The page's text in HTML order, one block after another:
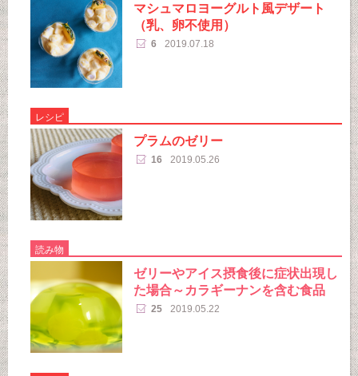
マシュマロヨーグルト風デザート
（乳、卵不使用）
6 2019.07.18
レシピ
プラムのゼリー
16 2019.05.26
読み物
ゼリーやアイス摂食後に症状出現し
た場合～カラギーナンを含む食品
25 2019.05.22